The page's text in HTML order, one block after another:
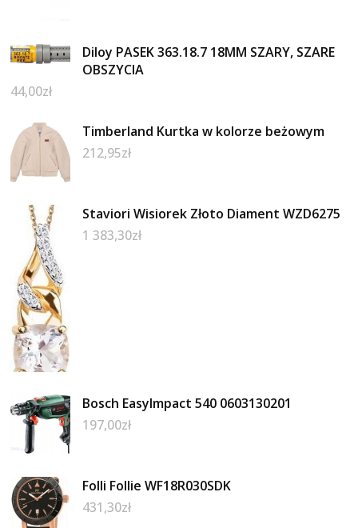
Diloy PASEK 363.18.7 18MM SZARY, SZARE
OBSZYCIA
44,00zł
Timberland Kurtka w kolorze beżowym
212,95zł
Staviori Wisiorek Złoto Diament WZD6275
1 383,30zł
Bosch EasyImpact 540 0603130201
197,00zł
Folli Follie WF18R030SDK
431,30zł